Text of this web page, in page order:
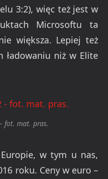
3:2), więc też jest w
Microsoftu ta
większa. Lepiej też
ładowaniu niż w Elite
fot. mat. pras.
w tym u nas,
roku. Ceny w euro –